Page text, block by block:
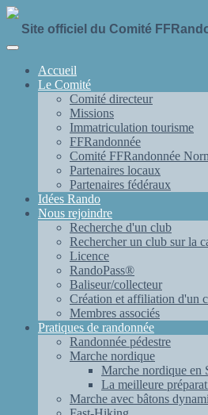
Site officiel du Comité
Accueil
Le Comité
Comité directeur
Missions
Immatriculation tourisme
FFRandonnée
Comité FFRandonnée
Partenaires locaux
Partenaires fédéraux
Idées Rando
Nous rejoindre
Recherche d'un club
Rechercher un club sur la
Licence
RandoPass®
Baliseur/collecteur
Création et affiliation d'un
Membres associés
Pratiques de randonnée
Randonnée pédestre
Marche nordique
Marche nordique en
La meilleure
Marche avec bâtons